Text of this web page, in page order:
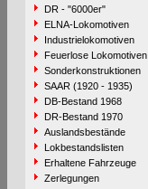
DR - "6000er"
ELNA-Lokomotiven
Industrielokomotiven
Feuerlose Lokomotiven
Sonderkonstruktionen
SAAR (1920 - 1935)
DB-Bestand 1968
DR-Bestand 1970
Auslandsbestände
Lokbestandslisten
Erhaltene Fahrzeuge
Zerlegungen